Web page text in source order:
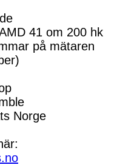
41 om 200 hk
på mätaren
Norge